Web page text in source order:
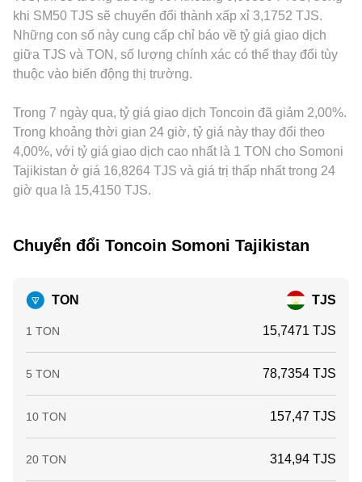
những tác nhân thường gây biến động ngắn hạn cho
TON/TJS conversion rate.
tục trong sổ lệnh: các lệnh giới hạn tạo độ sâu thanh khoản,
lệnh thị trường tiêu thụ thanh khoản, và mọi giao dịch thành
công sẽ cập nhật mức giá tham chiếu mới cho cặp
TON/TJS.
với thị trường toàn cầu. Ngoài ra, nhiều nền tảng báo giá
TON/TJS thông qua trung gian TON/USDT và USDT/TJS;
khi USDT giao dịch chênh lệch so với TJS danh nghĩa, cơ
sở USDT này sẽ truyền vào mức giá cuối cùng của
TON/TJS. Hoạt động arbitrage giữa các sàn giúp thu hẹp sai
loại bỏ hoàn toàn khác biệt do chi phí giao dịch, thời gian rút
nạp, rủi ro giá và hạn chế tuân thủ khu vực.
khi SM50 TJS sẽ chuyển đổi thành xấp xỉ 3,1752 TJS.
Những con số này cung cấp chỉ báo về tỷ giá giao dịch
giữa TJS và TON, số lượng chính xác có thể thay đổi tùy
thuộc vào biến động thị trường.
Trong 7 ngày qua, tỷ giá giao dịch Toncoin đã giảm 2,00%.
Trong khoảng thời gian 24 giờ, tỷ giá này thay đổi theo
4,00%, với tỷ giá giao dịch cao nhất là 1 TON cho Somoni
Tajikistan ở giá 16,8264 TJS và giá trị thấp nhất trong 24
giờ qua là 15,4150 TJS.
Chuyển đổi Toncoin Somoni Tajikistan
TON TJS
1 TON 15,7471 TJS
5 TON 78,7354 TJS
10 TON 157,47 TJS
20 TON 314,94 TJS